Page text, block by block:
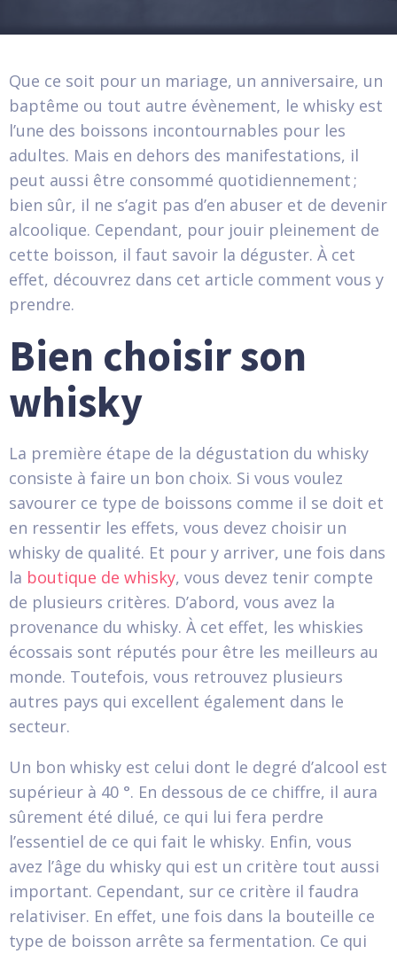
Que ce soit pour un mariage, un anniversaire, un
baptême ou tout autre évènement, le whisky est
l’une des boissons incontournables pour les
adultes. Mais en dehors des manifestations, il
peut aussi être consommé quotidiennement ;
bien sûr, il ne s’agit pas d’en abuser et de devenir
alcoolique. Cependant, pour jouir pleinement de
cette boisson, il faut savoir la déguster. À cet
effet, découvrez dans cet article comment vous y
prendre.
Bien choisir son
whisky
La première étape de la dégustation du whisky
consiste à faire un bon choix. Si vous voulez
savourer ce type de boissons comme il se doit et
en ressentir les effets, vous devez choisir un
whisky de qualité. Et pour y arriver, une fois dans
la boutique de whisky, vous devez tenir compte
de plusieurs critères. D’abord, vous avez la
provenance du whisky. À cet effet, les whiskies
écossais sont réputés pour être les meilleurs au
monde. Toutefois, vous retrouvez plusieurs
autres pays qui excellent également dans le
secteur.
Un bon whisky est celui dont le degré d’alcool est
supérieur à 40 °. En dessous de ce chiffre, il aura
sûrement été dilué, ce qui lui fera perdre
l’essentiel de ce qui fait le whisky. Enfin, vous
avez l’âge du whisky qui est un critère tout aussi
important. Cependant, sur ce critère il faudra
relativiser. En effet, une fois dans la bouteille ce
type de boisson arrête sa fermentation. Ce qui